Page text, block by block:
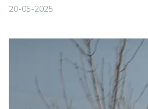
20-05-2025